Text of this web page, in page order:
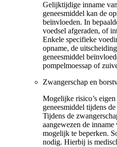
Gelijktijdige inname
geneesmiddel kan de
beïnvloeden. In
voedsel afgeraden, of
Enkele specifieke
opname, de
geneesmiddel
pompelmoessap of
Zwangerschap en
Mogelijke risico’s
geneesmiddel tijdens
Tijdens de
aangewezen de
mogelijk te beperken.
nodig. Hierbij is